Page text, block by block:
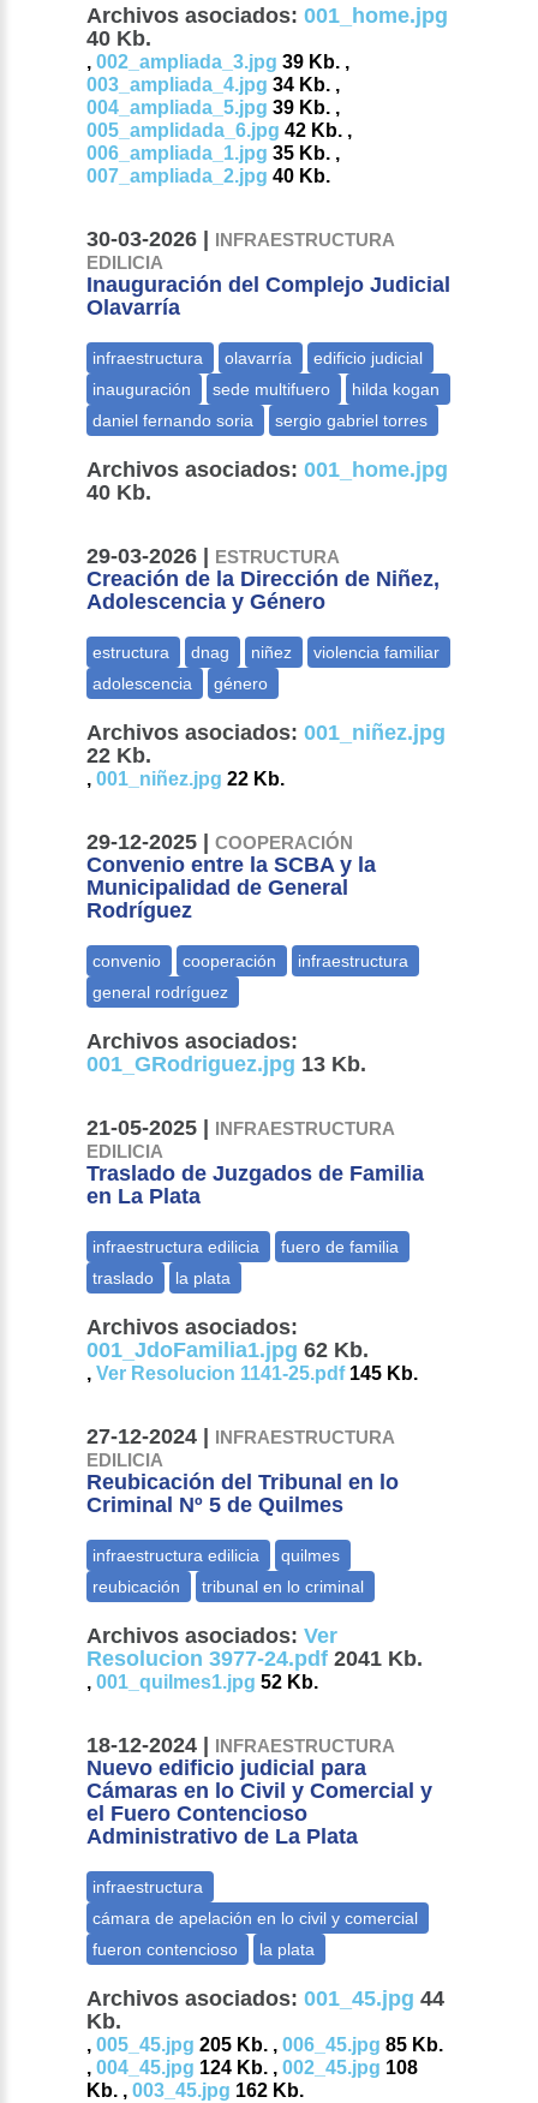
Archivos asociados: 001_home.jpg
40 Kb.
,002_ampliada_3.jpg 39 Kb. ,
003_ampliada_4.jpg 34 Kb. ,
004_ampliada_5.jpg 39 Kb. ,
005_amplidada_6.jpg 42 Kb. ,
006_ampliada_1.jpg 35 Kb. ,
007_ampliada_2.jpg 40 Kb.
30-03-2026 |
INFRAESTRUCTURA
EDILICIA
Inauguración del Complejo Judicial
Olavarría
Archivos asociados: 001_home.jpg
40 Kb.
29-03-2026 | ESTRUCTURA
Creación de la Dirección de Niñez,
Adolescencia y Género
Archivos asociados: 001_niñez.jpg
22 Kb.
,001_niñez.jpg 22 Kb.
29-12-2025 |COOPERACIÓN
Convenio entre la SCBA y la
Municipalidad de General
Rodríguez
Archivos asociados:
001_GRodriguez.jpg 13 Kb.
21-05-2025 |
INFRAESTRUCTURA
EDILICIA
Traslado de Juzgados de Familia
en La Plata
Archivos asociados:
001_JdoFamilia1.jpg 62 Kb.
,Ver Resolucion 1141-25.pdf145 Kb.
27-12-2024 |
INFRAESTRUCTURA
EDILICIA
Reubicación del Tribunal en lo
Criminal Nº 5 de Quilmes
Archivos asociados: Ver
Resolucion 3977-24.pdf 2041 Kb.
,001_quilmes1.jpg 52 Kb.
18-12-2024 | INFRAESTRUCTURA
Nuevo edificio judicial para
Cámaras en lo Civil y Comercial y
el Fuero Contencioso
Administrativo de La Plata
Archivos asociados: 001_45.jpg 44
Kb.
,005_45.jpg 205 Kb. ,006_45.jpg 85 Kb.
,004_45.jpg 124 Kb. ,002_45.jpg 108
Kb. ,003_45.jpg 162 Kb.